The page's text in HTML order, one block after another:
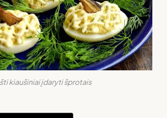
kiaušiniai įdaryti šprotais